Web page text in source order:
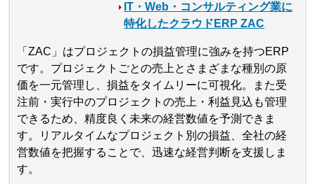
IT・Web・コンサルティング業に
特化したクラウドERP ZAC
「ZAC」はプロジェクトの損益管理に強みを持つERP
です。プロジェクトごとの売上とさまざまな種別の原
価を一元管理し、損益をタイムリーに可視化。また受
注前・実行中のプロジェクトの売上・利益見込も管理
できるため、精度良く未来の経営数値を予測できま
す。リアルタイムなプロジェクト別の損益、全社の経
営数値を把握することで、迅速な経営判断を支援しま
す。